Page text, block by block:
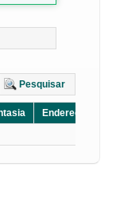
Pesquisar
Endereço